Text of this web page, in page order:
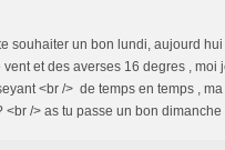
souhaiter un bon lundi, aujourd
et des averses 16 degres ,
<br /> de temps en temps ,
<br /> as tu passe un bon